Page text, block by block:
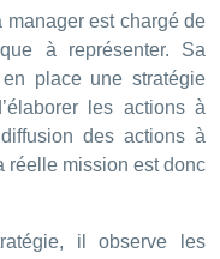
manager est chargé de
à représenter. Sa
place une stratégie
les actions à
des actions à
réelle mission est donc
il observe les